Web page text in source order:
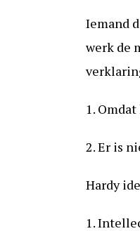
Iemand
werk de
1.
2. Er is
Hardy
1.